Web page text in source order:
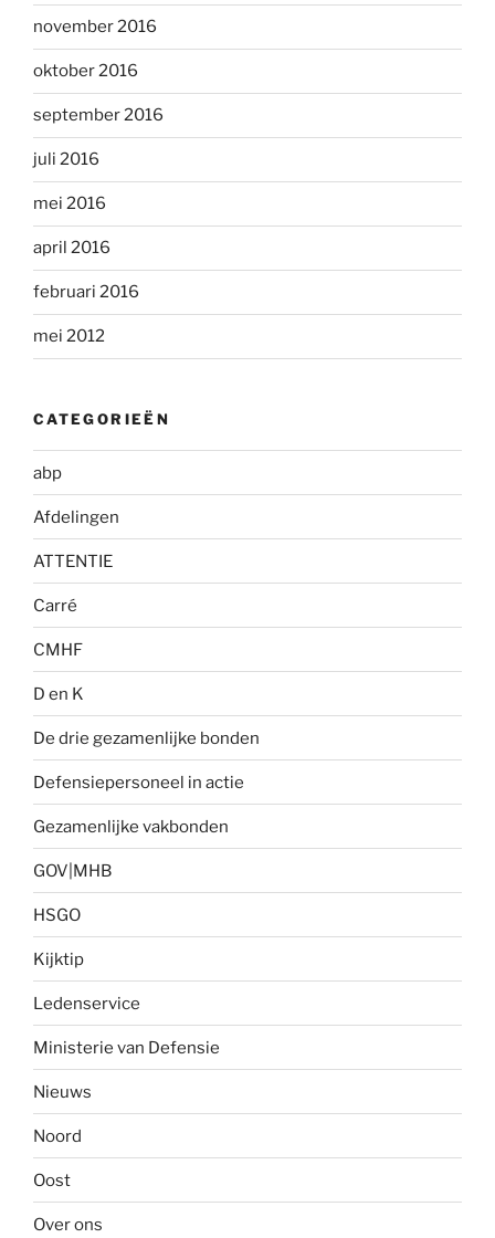
november 2016
oktober 2016
september 2016
juli 2016
mei 2016
april 2016
februari 2016
mei 2012
CATEGORIEËN
abp
Afdelingen
ATTENTIE
Carré
CMHF
D en K
De drie gezamenlijke bonden
Defensiepersoneel in actie
Gezamenlijke vakbonden
GOV|MHB
HSGO
Kijktip
Ledenservice
Ministerie van Defensie
Nieuws
Noord
Oost
Over ons